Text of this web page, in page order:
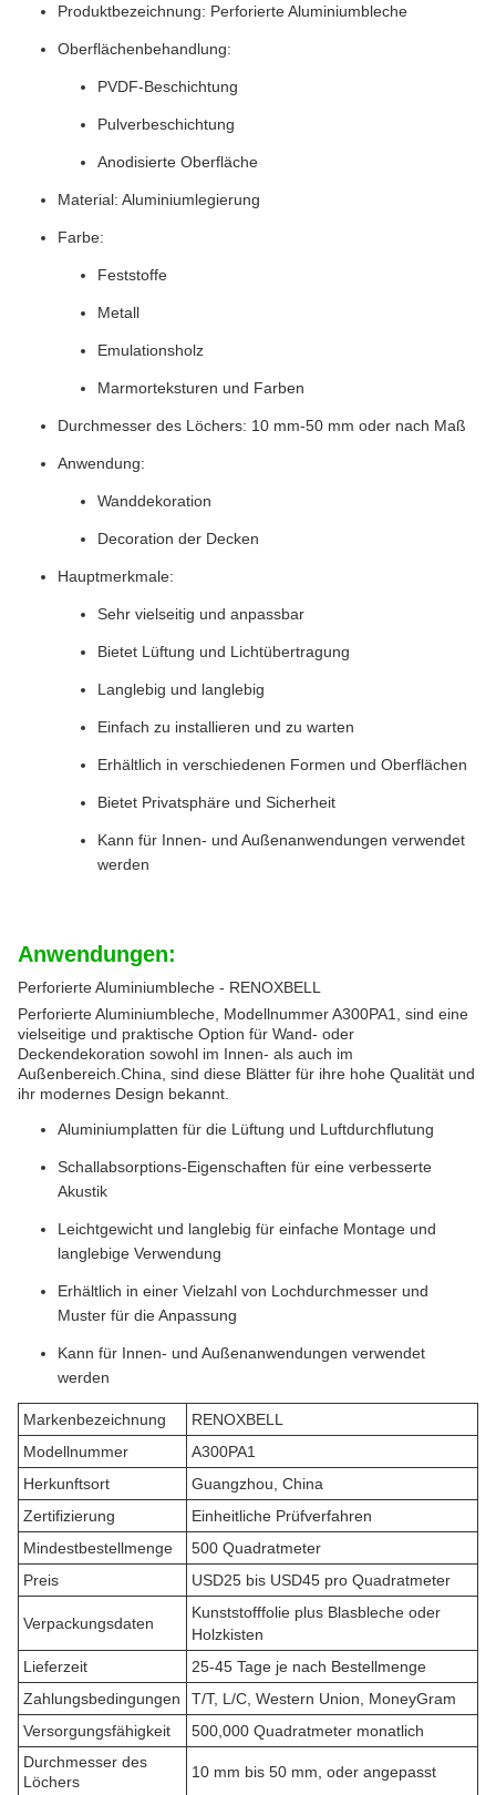
Produktbezeichnung: Perforierte Aluminiumbleche
Oberflächenbehandlung:
PVDF-Beschichtung
Pulverbeschichtung
Anodisierte Oberfläche
Material: Aluminiumlegierung
Farbe:
Feststoffe
Metall
Emulationsholz
Marmorteksturen und Farben
Durchmesser des Löchers: 10 mm-50 mm oder nach Maß
Anwendung:
Wanddekoration
Decoration der Decken
Hauptmerkmale:
Sehr vielseitig und anpassbar
Bietet Lüftung und Lichtübertragung
Langlebig und langlebig
Einfach zu installieren und zu warten
Erhältlich in verschiedenen Formen und Oberflächen
Bietet Privatsphäre und Sicherheit
Kann für Innen- und Außenanwendungen verwendet
werden
Anwendungen:
Perforierte Aluminiumbleche - RENOXBELL
Perforierte Aluminiumbleche, Modellnummer A300PA1, sind eine
vielseitige und praktische Option für Wand- oder
Deckendekoration sowohl im Innen- als auch im
Außenbereich.China, sind diese Blätter für ihre hohe Qualität und
ihr modernes Design bekannt.
Aluminiumplatten für die Lüftung und Luftdurchflutung
Schallabsorptions-Eigenschaften für eine verbesserte
Akustik
Leichtgewicht und langlebig für einfache Montage und
langlebige Verwendung
Erhältlich in einer Vielzahl von Lochdurchmesser und
Muster für die Anpassung
Kann für Innen- und Außenanwendungen verwendet
werden
Markenbezeichnung
RENOXBELL
Modellnummer
A300PA1
Herkunftsort
Guangzhou, China
Zertifizierung
Einheitliche Prüfverfahren
Mindestbestellmenge
500 Quadratmeter
Preis
USD25 bis USD45 pro Quadratmeter
Verpackungsdaten
Kunststofffolie plus Blasbleche oder
Holzkisten
Lieferzeit
25-45 Tage je nach Bestellmenge
Zahlungsbedingungen
T/T, L/C, Western Union, MoneyGram
Versorgungsfähigkeit
500,000 Quadratmeter monatlich
Durchmesser des
Löchers
10 mm bis 50 mm, oder angepasst